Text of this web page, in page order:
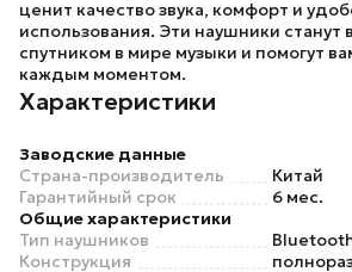
ценит качество звука, комфорт и
использования. Эти наушники
спутником в мире музыки и помогут
каждым моментом.
Характеристики
Заводские данные
Страна-производитель
Китай
Гарантийный срок
6 мес.
Общие характеристики
Тип наушников
Конструкция